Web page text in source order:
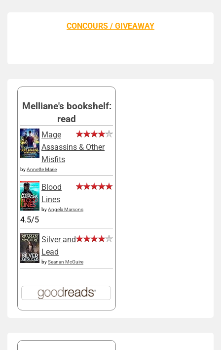
CONCOURS / GIVEAWAY
Melliane's bookshelf:
read
Mage
Assassins & Other
Misfits
byAnnette Marie
Blood
Lines
byAngela Marsons
4.5/5
Silver and
Lead
bySeanan McGuire